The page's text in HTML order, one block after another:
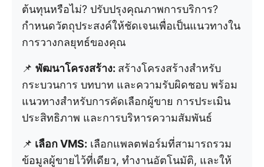
ต้นทุนหรือไม่? ปรับปรุงคุณภาพการบริการ?
กำหนดวัตถุประสงค์ให้ชัดเจนเพื่อเป็นแนวทางใน
การวางกลยุทธ์ของคุณ
📌 พัฒนาโครงสร้าง: สร้างโครงสร้างสำหรับ
กระบวนการ บทบาท และความรับผิดชอบ พร้อม
แนวทางสำหรับการคัดเลือกผู้ขาย การประเมิน
ประสิทธิภาพ และการบริหารความสัมพันธ์
📌 เลือก VMS: เลือกแพลตฟอร์มที่สามารถรวม
ข้อมูลผู้ขายไว้ที่เดียว, ทำงานอัตโนมัติ, และให้